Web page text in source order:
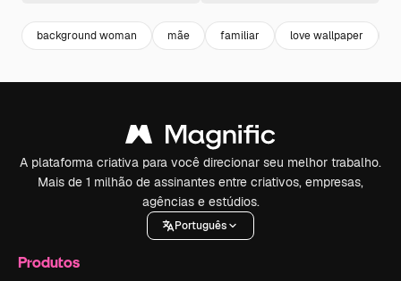
background woman mãe familiar love wallpaper
A plataforma criativa para você direcionar seu melhor trabalho.
Mais de 1 milhão de assinantes entre criativos, empresas,
agências e estúdios.
Português
Produtos